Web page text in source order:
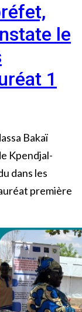
le
1
Bakaï
Kpendjal-
dans les
première